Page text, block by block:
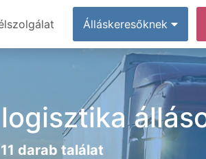
Álláskeresőknek
11 darab találat